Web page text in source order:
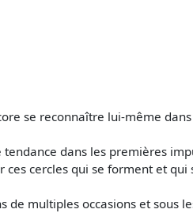
se reconnaître lui-même
tendance dans les premières
ces cercles qui se forment et
de multiples occasions et sous